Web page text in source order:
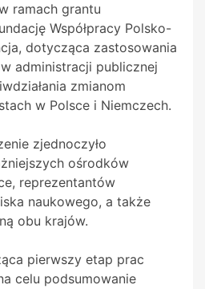
ramach grantu
Współpracy Polsko-
dotycząca zastosowania
administracji publicznej
zmianom
w Polsce i Niemczech.
zjednoczyło
ośrodków
reprezentantów
naukowego, a także
obu krajów.
pierwszy etap prac
celu podsumowanie